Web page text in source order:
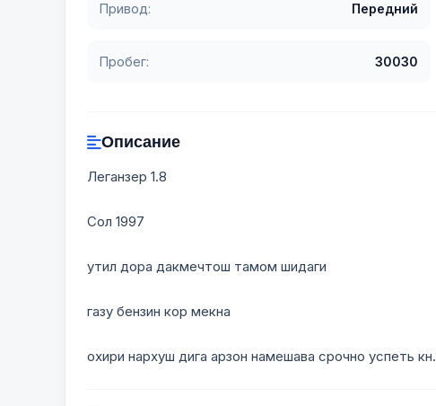
Привод: Передний
Пробег: 30030
Описание
Леганзер 1.8
Сол 1997
утил дора дакмечтош тамом шидаги
газу бензин кор мекна
охири нархуш дига арзон намешава срочно успеть кн.